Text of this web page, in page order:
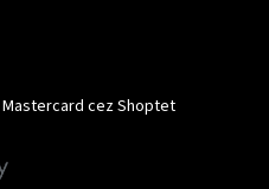
cez Shoptet